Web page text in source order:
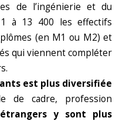
de l’ingénierie et du
à 13 400 les effectifs
(en M1 ou M2) et
qui viennent compléter
est plus diversifiée
de cadre, profession
y sont plus